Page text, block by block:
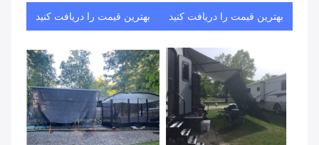
بهترین قیمت را دریافت کنید بهترین قیمت را دریافت کنید